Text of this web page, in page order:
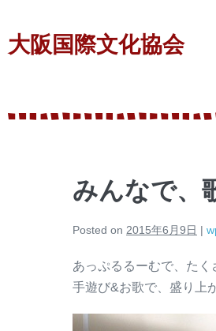
大阪国際文化協会
みんなで、
Posted on 2015年6月9日 |
あっぷるるーむで、た
手遊び&お歌で、盛り上